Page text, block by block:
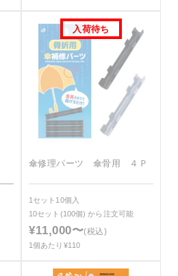
傘修理パーツ 傘骨用 ４Ｐ
1セット10個入
10セット(100個)から注文可能
¥11,000〜(税込)
1個あたり¥110